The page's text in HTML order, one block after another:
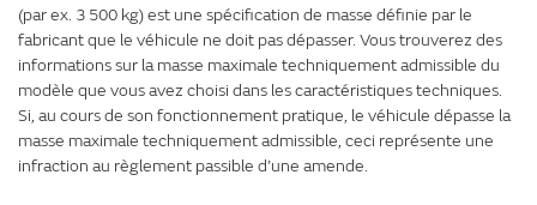
(par ex. 3 500 kg) est une spécification de masse définie par le
fabricant que le véhicule ne doit pas dépasser. Vous trouverez des
informations sur la masse maximale techniquement admissible du
modèle que vous avez choisi dans les caractéristiques techniques.
Si, au cours de son fonctionnement pratique, le véhicule dépasse la
masse maximale techniquement admissible, ceci représente une
infraction au règlement passible d’une amende.